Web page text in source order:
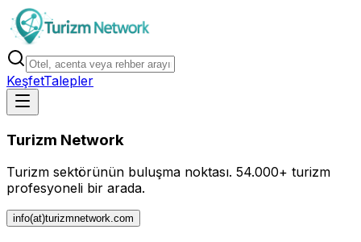
KeşfetTalepler
Turizm Network
Turizm sektörünün buluşma noktası. 54.000+ turizm
profesyoneli bir arada.
info(at)turizmnetwork.com